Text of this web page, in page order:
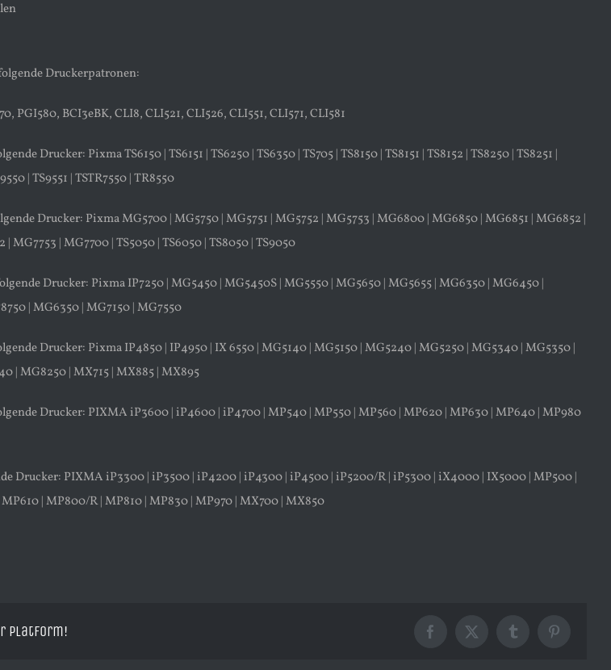
Druckerpatronen:
PGI580, BCI3eBK, CLI8, CLI521, CLI526, CLI551, CLI571, CLI581
Drucker: Pixma TS6150 | TS6151 | TS6250 | TS6350 | TS705 | TS8150 | TS8151 | TS8152 | TS8250 | TS8251 |
| TS9551 | TSTR7550 | TR8550
Drucker: Pixma MG5700 | MG5750 | MG5751 | MG5752 | MG5753 | MG6800 | MG6850 | MG6851 | MG6852 |
MG7753 | MG7700 | TS5050 | TS6050 | TS8050 | TS9050
Drucker: Pixma IP7250 | MG5450 | MG5450S | MG5550 | MG5650 | MG5655 | MG6350 | MG6450 |
| MG6350 | MG7150 | MG7550
Drucker: Pixma IP4850 | IP4950 | IX 6550 | MG5140 | MG5150 | MG5240 | MG5250 | MG5340 | MG5350 |
| MG8250 | MX715 | MX885 | MX895
Drucker: PIXMA iP3600 | iP4600 | iP4700 | MP540 | MP550 | MP560 | MP620 | MP630 | MP640 | MP980
Drucker: PIXMA iP3300 | iP3500 | iP4200 | iP4300 | iP4500 | iP5200/R | iP5300 | iX4000 | IX5000 | MP500 |
| MP800/R | MP810 | MP830 | MP970 | MX700 | MX850
Platform! Facebook
X TumblrPinterest